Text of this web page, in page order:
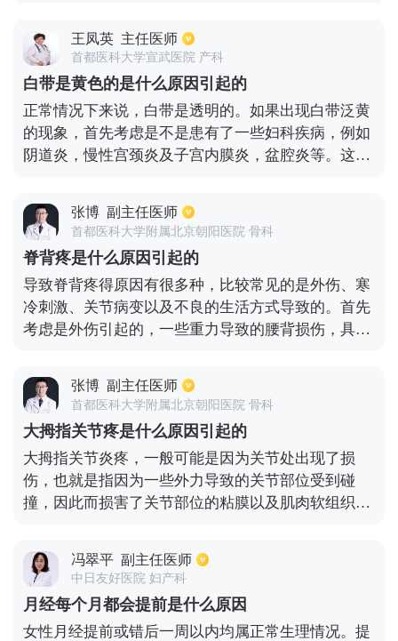
果应用大量的抗生素会导致菌群失调，所以容易出现
菌的繁殖。如果出现机体的抵抗力降低，阴道的环境
发生改变，这种细菌也会繁殖、生长。所以平常要注
意外阴部的的卫生，不要穿化纤的内裤。
王凤英 主任医师
首都医科大学宣武医院 产科
白带是黄色的是什么原因引起的
正常情况下来说，白带是透明的。如果出现白带泛黄
的现象，首先考虑是不是患有了一些妇科疾病，例如
阴道炎，慢性宫颈炎及子宫内膜炎，盆腔炎等。这时
否有充血和水肿的现象，观察是否阴道内有异常的赘
生物等来判断白带异常的原因。如果是慢性的盆腔炎
会出现腹部压痛的症状，这时候需要进行双合诊检
查，看子宫的附件是否正常。情况较为严重的患者还
需要进行白带常规的化验，或者从宫颈管中取出分泌
物进行细菌的培养和药物的敏感试验。这样才能全方
位的判断疾病。
张博 副主任医师
首都医科大学附属北京朝阳医院 骨科
脊背疼是什么原因引起的
导致脊背疼得原因有很多种，比较常见的是外伤、寒
冷刺激、关节病变以及不良的生活方式导致的。首先
考虑是外伤引起的，一些重力导致的腰背损伤，具有
查，可以明确诊断；其次考虑是天气温度变化引起
的，比如刮风、受凉等因素，特别是中老年的人群；
还有就是长期的机械性劳作导致的，长期肌肉劳损导
致的乳酸堆积产生疼痛感；最后考虑是脊柱疾病导致
的，比较常见的疾病有颈椎病、腰椎间盘突出、腰椎
管狭窄等，需要及时予以治疗可以减轻症状。还有平
时的不良生活习惯也会导致疼痛感。
张博 副主任医师
首都医科大学附属北京朝阳医院 骨科
大拇指关节疼是什么原因引起的
大拇指关节炎疼，一般可能是因为关节处出现了损
伤，也就是指因为一些外力导致的关节部位受到碰
撞，因此而损害了关节部位的粘膜以及肌肉软组织，
过度使用会产生一系列炎症，例如狭窄性腱鞘炎，在
此病症发作时同样也会引起大拇指关节部位的疼痛
的。除以上两点原因之外，风湿以及类风湿性关节炎
很有可能会引起关节部位出现不明原因的疼痛，类风
湿性关节炎还有可能会引起大拇指关节部位的变形弯
冯翠平 副主任医师
中日友好医院 妇产科
月经每个月都会提前是什么原因
女性月经提前或错后一周以内均属正常生理情况。提